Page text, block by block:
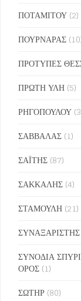
ΠΟΤΑΜΙΤΟΥ (2)
ΠΟΥΡΝΑΡΑΣ
ΠΡΟΤΥΠΕΣ
ΠΡΩΤΗ ΥΛΗ (5)
ΡΗΓΟΠΟΥΛΟΥ
ΣΑΒΒΑΛΑΣ (1)
ΣΑΪΤΗΣ (87)
ΣΑΚΚΑΛΗΣ (4)
ΣΤΑΜΟΥΛΗ (21)
ΣΥΝΑΞΑΡΙΣΤΗΣ
ΣΥΝΟΔΙΑ
ΟΡΟΣ (1)
ΣΩΤΗΡ (80)